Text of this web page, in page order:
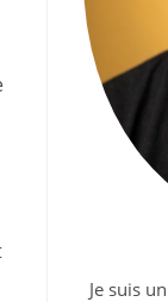
Je suis